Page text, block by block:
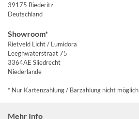
39175 Biederitz
Deutschland
Showroom*
Rietveld Licht / Lumidora
Leeghwaterstraat 75
3364AE Sliedrecht
Niederlande
* Nur Kartenzahlung / Barzahlung nicht möglich
Mehr Info